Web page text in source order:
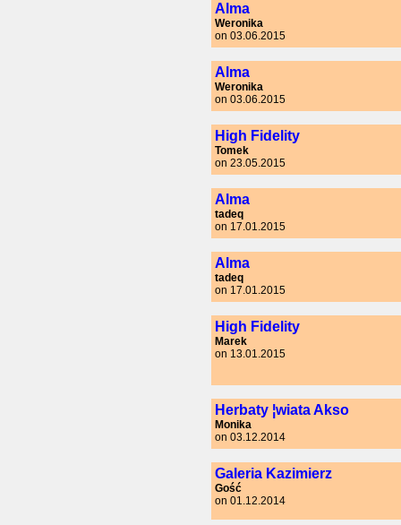
Alma
Weronika
on 03.06.2015
Alma
Weronika
on 03.06.2015
High Fidelity
Tomek
on 23.05.2015
Alma
tadeq
on 17.01.2015
Alma
tadeq
on 17.01.2015
High Fidelity
Marek
on 13.01.2015
Herbaty ¦wiata Akso
Monika
on 03.12.2014
Galeria Kazimierz
Gość
on 01.12.2014